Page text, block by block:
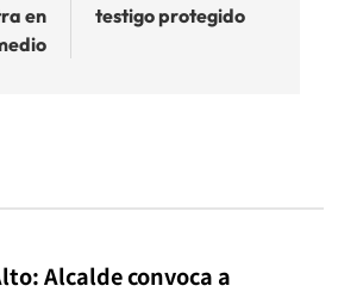
en
testigo protegido
Alcalde convoca a